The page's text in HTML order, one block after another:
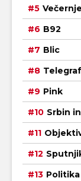
B92
Blic
Telegraf
Pink
Srbin
Politika